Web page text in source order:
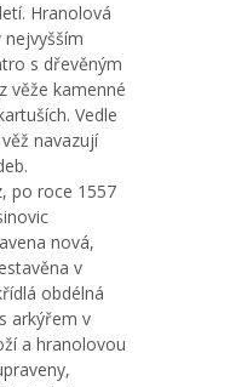
Hranolová
nejvyšším
s dřevěným
věže kamenné
Vedle
navazují
po roce 1557
nová,
v
obdélná
arkýřem v
a hranolovou